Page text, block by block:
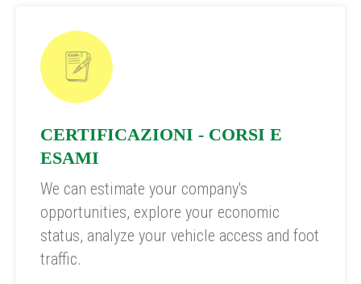
CERTIFICAZIONI - CORSI E
ESAMI
We can estimate your company's
opportunities, explore your economic
status, analyze your vehicle access and foot
traffic.